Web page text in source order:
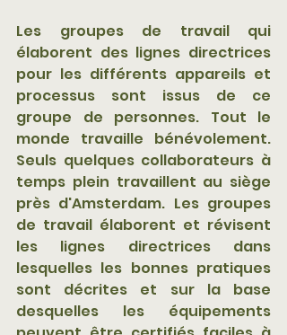
Les groupes de travail qui
élaborent des lignes directrices
pour les différents appareils et
processus sont issus de ce
groupe de personnes. Tout le
monde travaille bénévolement.
Seuls quelques collaborateurs à
temps plein travaillent au siège
près d'Amsterdam. Les groupes
de travail élaborent et révisent
les lignes directrices dans
lesquelles les bonnes pratiques
sont décrites et sur la base
desquelles les équipements